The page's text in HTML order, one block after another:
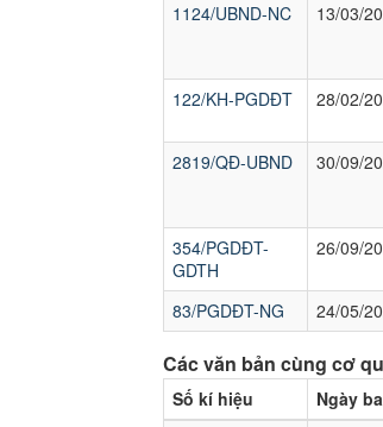
1124/UBND-NC
13/03/
122/KH-PGDĐT
28/02/
2819/QĐ-UBND
30/09/
354/PGDĐT-
GDTH
26/09/
83/PGDĐT-NG 24/05/
Các văn bản cùng cơ
Số kí hiệu Ngày